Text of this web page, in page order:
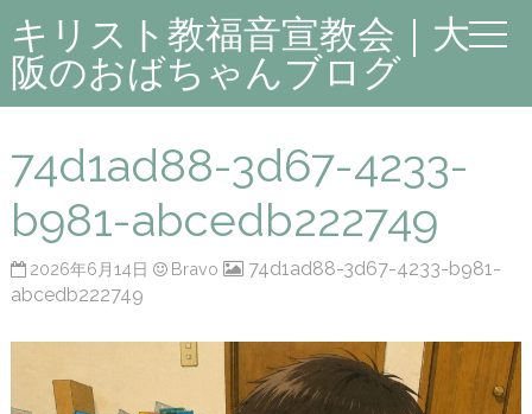
キリスト教福音宣教会｜大
阪のおばちゃんブログ
74d1ad88-3d67-4233-
b981-abcedb222749
2026年6月14日 Bravo
74d1ad88-3d67-4233-b981-
abcedb222749